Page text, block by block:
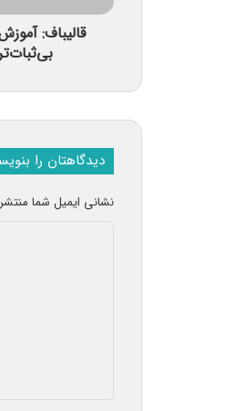
دیدگاهتان را
نشانی ایمیل شما
*